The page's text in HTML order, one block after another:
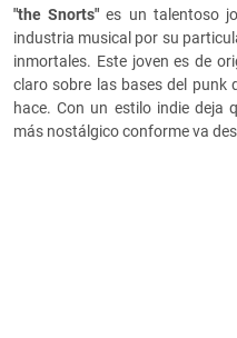
"the Snorts" es un talentoso
industria musical por su
inmortales. Este joven es de
claro sobre las bases del punk
hace. Con un estilo indie deja
más nostálgico conforme va